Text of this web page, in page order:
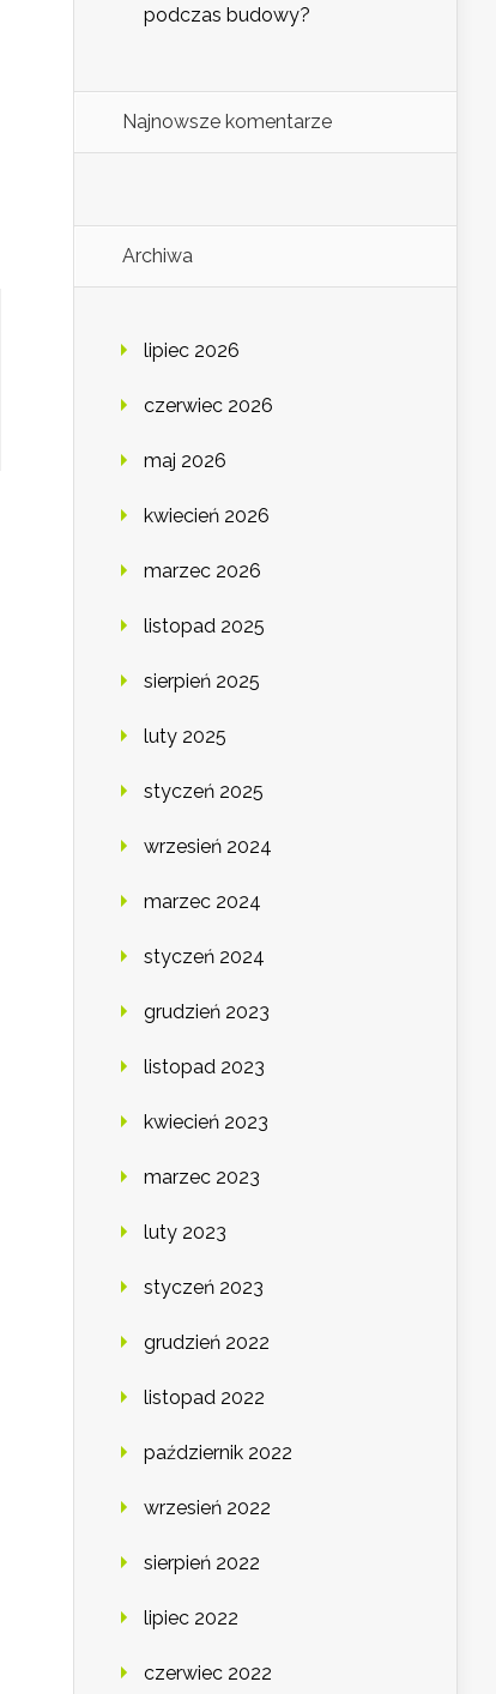
podczas budowy?
Najnowsze komentarze
Archiwa
lipiec 2026
czerwiec 2026
maj 2026
kwiecień 2026
marzec 2026
listopad 2025
sierpień 2025
luty 2025
styczeń 2025
wrzesień 2024
marzec 2024
styczeń 2024
grudzień 2023
listopad 2023
kwiecień 2023
marzec 2023
luty 2023
styczeń 2023
grudzień 2022
listopad 2022
październik 2022
wrzesień 2022
sierpień 2022
lipiec 2022
czerwiec 2022